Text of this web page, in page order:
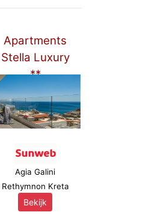
Apartments
Stella Luxury
**
Agia Galini
Rethymnon Kreta
Bekijk